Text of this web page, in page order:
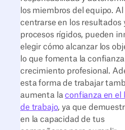
los miembros del equipo. Al
centrarse en los resultados
procesos rígidos, pueden
elegir cómo alcanzar los
lo que fomenta la confianza
crecimiento profesional.
esta forma de trabajar
aumenta laconfianza en el
de trabajo, ya que
en la capacidad de tus